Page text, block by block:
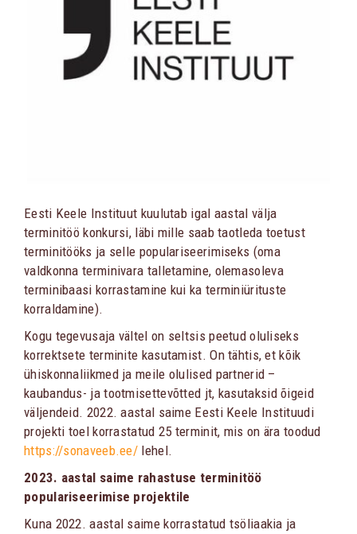
Eesti Keele Instituut kuulutab igal aastal välja
terminitöö konkursi, läbi mille saab taotleda toetust
terminitööks ja selle populariseerimiseks (oma
valdkonna terminivara talletamine, olemasoleva
terminibaasi korrastamine kui ka terminiürituste
korraldamine).
Kogu tegevusaja vältel on seltsis peetud oluliseks
korrektsete terminite kasutamist. On tähtis, et kõik
ühiskonnaliikmed ja meile olulised partnerid –
kaubandus- ja tootmisettevõtted jt, kasutaksid õigeid
väljendeid. 2022. aastal saime Eesti Keele Instituudi
projekti toel korrastatud 25 terminit, mis on ära toodud
https://sonaveeb.ee/ lehel.
2023. aastal saime rahastuse terminitöö
populariseerimise projektile
Kuna 2022. aastal saime korrastatud tsöliaakia ja